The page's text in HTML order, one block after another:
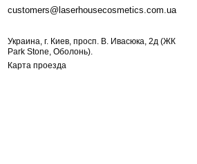
customers@laserhousecosmetics.com.ua
Украина, г. Киев, просп. В. Ивасюка, 2д (ЖК
Park Stone, Оболонь).
Карта проезда